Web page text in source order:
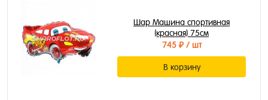
Шар Машина спортивная
(красная) 75см
745 ₽/ шт
В корзину